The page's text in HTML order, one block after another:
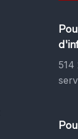
514